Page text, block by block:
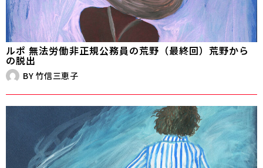
ルポ 無法労働――非正規公務員の荒野（最終回）荒野から
の脱出
BY 竹信三恵子